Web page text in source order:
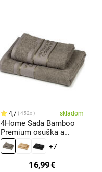
4,7 452x skladom
4Home Sada Bamboo
Premium osuška a
uterák sivá, 70 x 140 cm,
50 x 100 cm
+7
16,99€